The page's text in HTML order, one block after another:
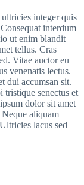
integer quis
interdum
ut enim blandit
tellus. Cras
Vitae auctor eu
venenatis lectus.
dui accumsan sit.
tristique senectus et
dolor sit amet
Neque aliquam
lacus sed